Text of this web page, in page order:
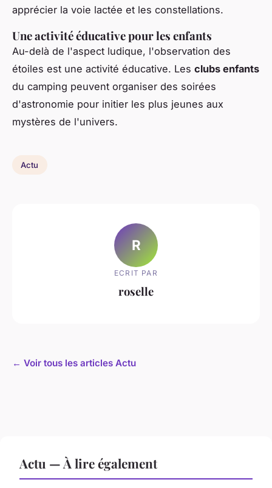
apprécier la voie lactée et les constellations.
Une activité éducative pour les enfants
Au-delà de l'aspect ludique, l'observation des
étoiles est une activité éducative. Les clubs enfants
du camping peuvent organiser des soirées
d'astronomie pour initier les plus jeunes aux
mystères de l'univers.
Actu
R
ECRIT PAR
roselle
← Voir tous les articles Actu
Actu — À lire également